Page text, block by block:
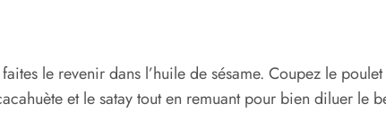
le revenir dans l’huile de sésame. Coupez le
et le satay tout en remuant pour bien diluer le